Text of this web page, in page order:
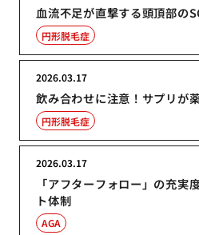
血流不足が直撃する頭頂部の
円形脱毛症
飲み合わせに注意！サプリが
2026.03.17
円形脱毛症
「アフターフォロー」の充実
ト体制
2026.03.17
AGA